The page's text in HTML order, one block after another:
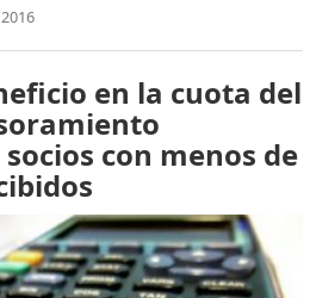
en la cuota del
con menos de